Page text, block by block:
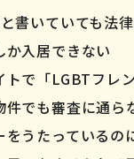
書いていても法
か入居できない
トで「LGBTフレ
件でも審査に通ら
をうたっているの